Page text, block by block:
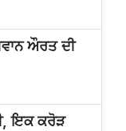
ਔਰਤ ਦੀ
ਇਕ ਕਰੋੜ